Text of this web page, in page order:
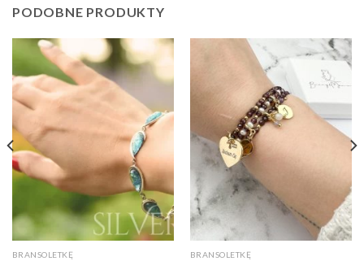
PODOBNE PRODUKTY
BRANSOLETKĘ BRANSOLETKĘ